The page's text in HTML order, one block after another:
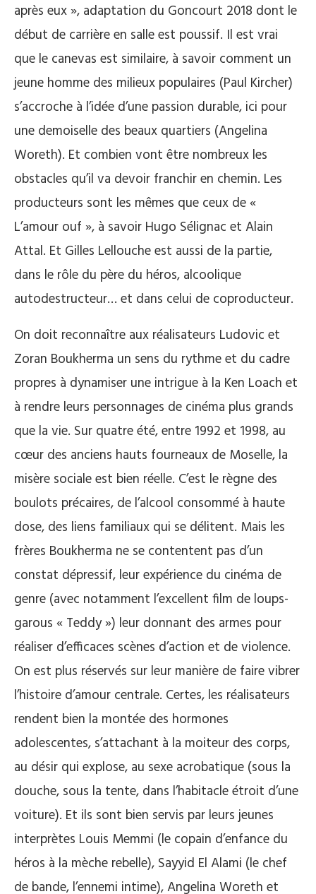
après eux », adaptation du Goncourt 2018 dont le
début de carrière en salle est poussif. Il est vrai
que le canevas est similaire, à savoir comment un
jeune homme des milieux populaires (Paul Kircher)
s’accroche à l’idée d’une passion durable, ici pour
une demoiselle des beaux quartiers (Angelina
Woreth). Et combien vont être nombreux les
obstacles qu’il va devoir franchir en chemin. Les
producteurs sont les mêmes que ceux de «
L’amour ouf », à savoir Hugo Sélignac et Alain
Attal. Et Gilles Lellouche est aussi de la partie,
dans le rôle du père du héros, alcoolique
autodestructeur… et dans celui de coproducteur.
On doit reconnaître aux réalisateurs Ludovic et
Zoran Boukherma un sens du rythme et du cadre
propres à dynamiser une intrigue à la Ken Loach et
à rendre leurs personnages de cinéma plus grands
que la vie. Sur quatre été, entre 1992 et 1998, au
cœur des anciens hauts fourneaux de Moselle, la
misère sociale est bien réelle. C’est le règne des
boulots précaires, de l’alcool consommé à haute
dose, des liens familiaux qui se délitent. Mais les
frères Boukherma ne se contentent pas d’un
constat dépressif, leur expérience du cinéma de
genre (avec notamment l’excellent film de loups-
garous « Teddy ») leur donnant des armes pour
réaliser d’efficaces scènes d’action et de violence.
On est plus réservés sur leur manière de faire vibrer
l’histoire d’amour centrale. Certes, les réalisateurs
rendent bien la montée des hormones
adolescentes, s’attachant à la moiteur des corps,
au désir qui explose, au sexe acrobatique (sous la
douche, sous la tente, dans l’habitacle étroit d’une
voiture). Et ils sont bien servis par leurs jeunes
interprètes Louis Memmi (le copain d’enfance du
héros à la mèche rebelle), Sayyid El Alami (le chef
de bande, l’ennemi intime), Angelina Woreth et